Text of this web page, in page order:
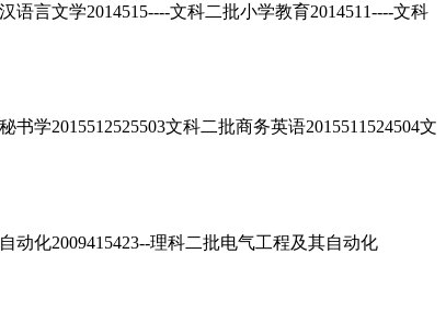
言文学2014515----文科二批小学教育2014511----文科
学2015512525503文科二批商务英语2015511524504文
化2009415423--理科二批电气工程及其自动化